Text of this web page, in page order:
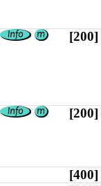
[200]
[200]
[400]